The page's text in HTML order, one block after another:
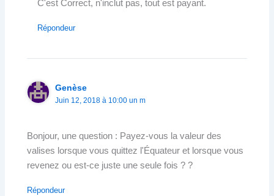
C'est Correct, n'inclut pas, tout est payant.
Répondeur
Genèse
Juin 12, 2018 à 10:00 un m
Bonjour, une question : Payez-vous la valeur des
valises lorsque vous quittez l'Équateur et lorsque vous
revenez ou est-ce juste une seule fois ? ?
Répondeur